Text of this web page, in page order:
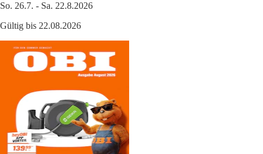
So. 26.7. - Sa. 22.8.2026
Gültig bis 22.08.2026